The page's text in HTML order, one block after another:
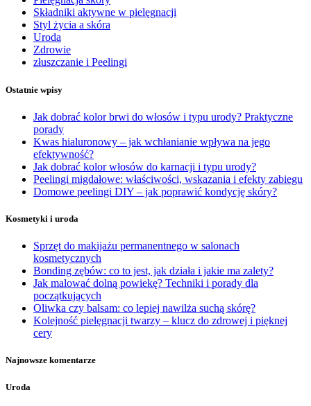
Składniki aktywne w pielęgnacji
Styl życia a skóra
Uroda
Zdrowie
złuszczanie i Peelingi
Ostatnie wpisy
Jak dobrać kolor brwi do włosów i typu urody? Praktyczne
porady
Kwas hialuronowy – jak wchłanianie wpływa na jego
efektywność?
Jak dobrać kolor włosów do karnacji i typu urody?
Peelingi migdałowe: właściwości, wskazania i efekty zabiegu
Domowe peelingi DIY – jak poprawić kondycję skóry?
Kosmetyki i uroda
Sprzęt do makijażu permanentnego w salonach
kosmetycznych
Bonding zębów: co to jest, jak działa i jakie ma zalety?
Jak malować dolną powiekę? Techniki i porady dla
początkujących
Oliwka czy balsam: co lepiej nawilża suchą skórę?
Kolejność pielęgnacji twarzy – klucz do zdrowej i pięknej
cery
Najnowsze komentarze
Uroda